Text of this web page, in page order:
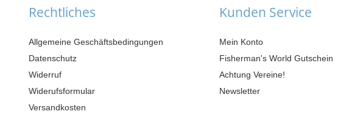
Rechtliches
Allgemeine Geschäftsbedingungen
Datenschutz
Widerruf
Widerufsformular
Versandkosten
Kunden Service
Mein Konto
Fisherman's World Gutschein
Achtung Vereine!
Newsletter